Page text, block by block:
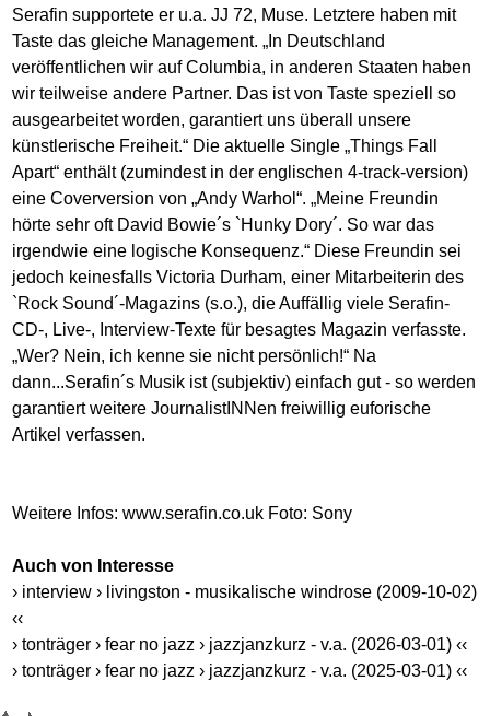
Serafin supportete er u.a. JJ 72, Muse. Letztere haben mit
Taste das gleiche Management. „In Deutschland
veröffentlichen wir auf Columbia, in anderen Staaten haben
wir teilweise andere Partner. Das ist von Taste speziell so
ausgearbeitet worden, garantiert uns überall unsere
künstlerische Freiheit.“ Die aktuelle Single „Things Fall
Apart“ enthält (zumindest in der englischen 4-track-version)
eine Coverversion von „Andy Warhol“. „Meine Freundin
hörte sehr oft David Bowie´s `Hunky Dory´. So war das
irgendwie eine logische Konsequenz.“ Diese Freundin sei
jedoch keinesfalls Victoria Durham, einer Mitarbeiterin des
`Rock Sound´-Magazins (s.o.), die Auffällig viele Serafin-
CD-, Live-, Interview-Texte für besagtes Magazin verfasste.
„Wer? Nein, ich kenne sie nicht persönlich!“ Na
dann...Serafin´s Musik ist (subjektiv) einfach gut - so werden
garantiert weitere JournalistINNen freiwillig euforische
Artikel verfassen.
Weitere Infos:www.serafin.co.uk Foto: Sony
Auch von Interesse
› interview › livingston - musikalische windrose (2009-10-02)
‹‹
› tonträger › fear no jazz › jazzjanzkurz - v.a. (2026-03-01) ‹‹
› tonträger › fear no jazz › jazzjanzkurz - v.a. (2025-03-01) ‹‹